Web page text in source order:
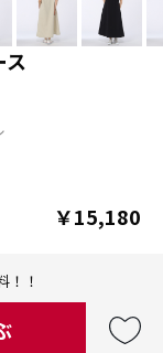
ス
￥15,180
！！